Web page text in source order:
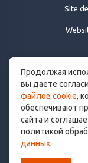
Site
Продолжая
вы даете
файлов cookie,
обеспечивают
сайта и
политикой
данных.